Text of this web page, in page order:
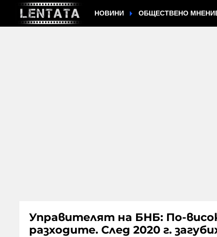
НОВИНИ ОБЩЕСТВЕНО
Управителят на БНБ: По-
разходите. След 2020 г.